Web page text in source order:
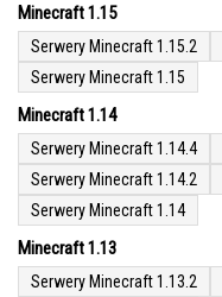
Minecraft 1.15
Serwery Minecraft 1.15.2
Serwery Minecraft 1.15
Minecraft 1.14
Serwery Minecraft 1.14.4
Serwery Minecraft 1.14.2
Serwery Minecraft 1.14
Minecraft 1.13
Serwery Minecraft 1.13.2